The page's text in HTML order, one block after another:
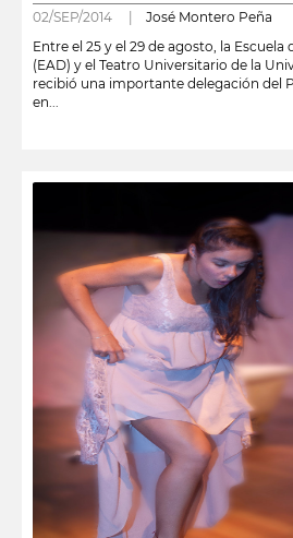
02/SEP/2014 | José Montero Peña
Entre el 25 y el 29 de agosto, la
(EAD) y el Teatro Universitario de la
recibió una importante delegación del
en...